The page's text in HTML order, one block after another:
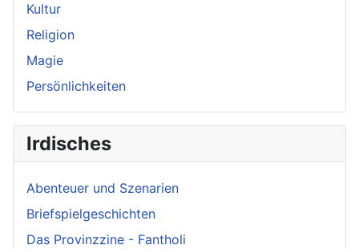
Kultur
Religion
Magie
Persönlichkeiten
Irdisches
Abenteuer und Szenarien
Briefspielgeschichten
Das Provinzzine - Fantholi